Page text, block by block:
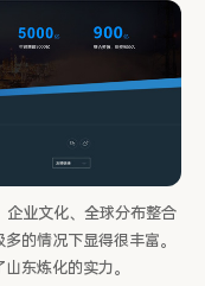
企业文化、全球分布整合
的情况下显得很丰富。
东炼化的实力。